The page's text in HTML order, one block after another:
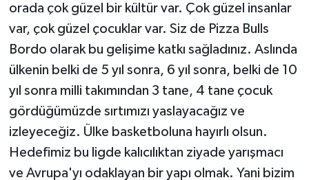
orada çok güzel bir kültür var. Çok güzel insanlar
var, çok güzel çocuklar var. Siz de Pizza Bulls
Bordo olarak bu gelişime katkı sağladınız. Aslında
ülkenin belki de 5 yıl sonra, 6 yıl sonra, belki de 10
yıl sonra milli takımından 3 tane, 4 tane çocuk
gördüğümüzde sırtımızı yaslayacağız ve
izleyeceğiz. Ülke basketboluna hayırlı olsun.
Hedefimiz bu ligde kalıcılıktan ziyade yarışmacı
ve Avrupa'yı odaklayan bir yapı olmak. Yani bizim